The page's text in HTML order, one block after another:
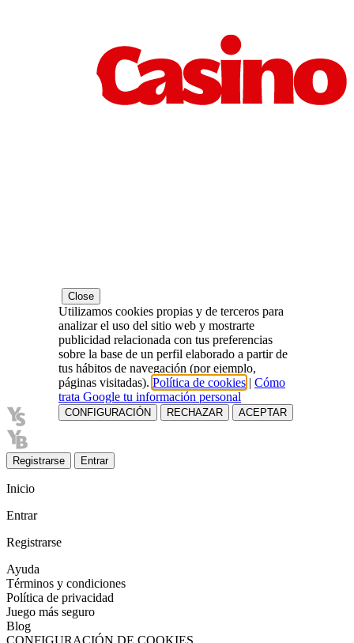
Registrarse Entrar
Inicio
Entrar
Registrarse
Ayuda
Términos y condiciones
Política de privacidad
Juego más seguro
Blog
Close
Utilizamos cookies propias y de terceros para
analizar el uso del sitio web y mostrarte
publicidad relacionada con tus preferencias
sobre la base de un perfil elaborado a partir de
tus hábitos de navegación (por ejemplo,
páginas visitadas). Política de cookies | Cómo
trata Google tu información personal
CONFIGURACIÓN RECHAZAR ACEPTAR